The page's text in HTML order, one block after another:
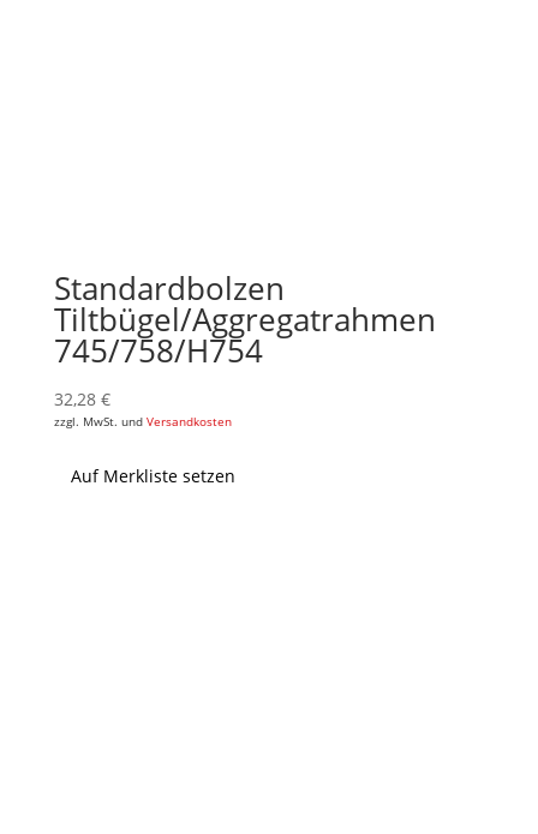
Standardbolzen
Tiltbügel/Aggregatrahmen
745/758/H754
32,28 €
zzgl. MwSt. und Versandkosten
Auf Merkliste setzen